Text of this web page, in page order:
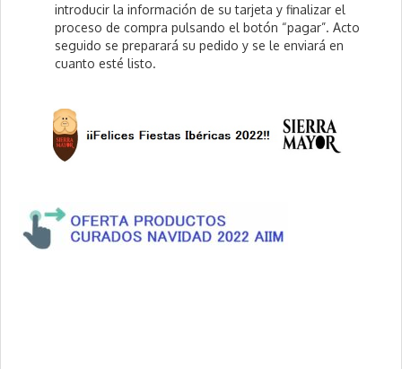
introducir la información de su tarjeta y finalizar el
proceso de compra pulsando el botón “pagar”. Acto
seguido se preparará su pedido y se le enviará en
cuanto esté listo.